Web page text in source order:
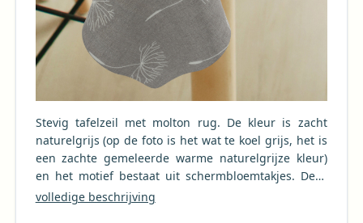
Stevig tafelzeil met molton rug. De kleur is zacht
naturelgrijs (op de foto is het wat te koel grijs, het is
een zachte gemeleerde warme naturelgrijze kleur)
en het motief bestaat uit schermbloemtakjes. Deze
zijn ongeveer 10 cm. Door de molton rug extra sterk
volledige beschrijving